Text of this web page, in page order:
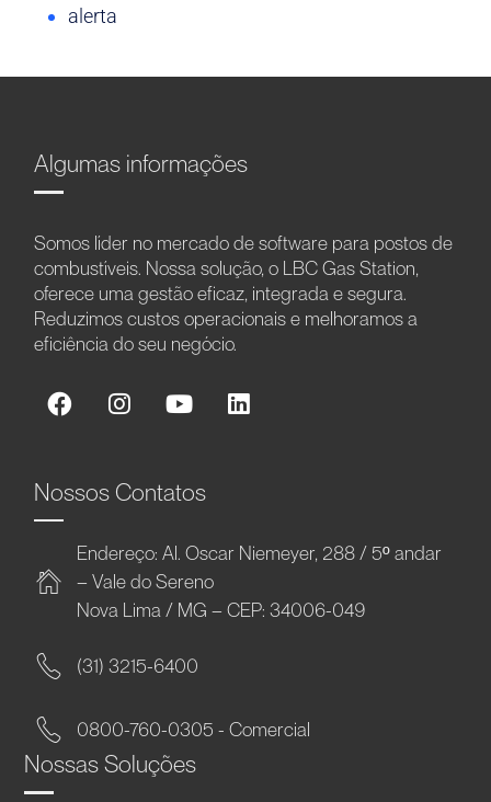
alerta
Algumas informações
Somos líder no mercado de software para postos de
combustíveis. Nossa solução, o LBC Gas Station,
oferece uma gestão eficaz, integrada e segura.
Reduzimos custos operacionais e melhoramos a
eficiência do seu negócio.
Nossos Contatos
Endereço: Al. Oscar Niemeyer, 288 / 5º andar
– Vale do Sereno
Nova Lima / MG – CEP: 34006-049
(31) 3215-6400
0800-760-0305 - Comercial
Nossas Soluções